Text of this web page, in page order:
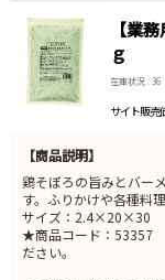
【業
ｇ
在庫状況 : 36
サイト販売
【商品説明】
鶏そぼろの旨みとバー
す。ふりかけや各種料
サイズ：2.4×20×30
★商品コード：53357
ださい。